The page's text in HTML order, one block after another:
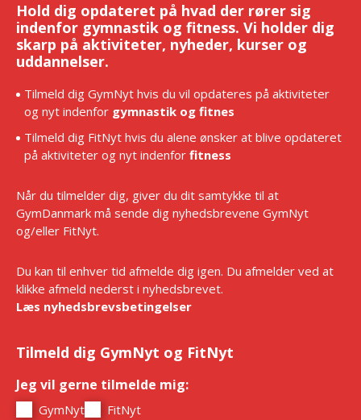
Hold dig opdateret på hvad der rører sig
indenfor gymnastik og fitness. Vi holder dig
skarp på aktiviteter, nyheder, kurser og
uddannelser.
Tilmeld dig GymNyt hvis du vil opdateres på aktiviteter
og nyt indenfor gymnastik og fitnes
Tilmeld dig FitNyt hvis du alene ønsker at blive opdateret
på aktiviteter og nyt indenfor fitness
Når du tilmelder dig, giver du dit samtykke til at
GymDanmark må sende dig nyhedsbrevene GymNyt
og/eller FitNyt.
Du kan til enhver tid afmelde dig igen. Du afmelder ved at
klikke afmeld nederst i nyhedsbrevet.
Læs nyhedsbrevsbetingelser
Tilmeld dig GymNyt og FitNyt
Jeg vil gerne tilmelde mig:
GymNyt FitNyt